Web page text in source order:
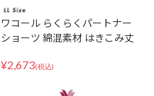
ワコール らくらくパートナー
ショーツ 綿混素材 はきこみ丈
サイズ DSL211
¥2,673(税込)